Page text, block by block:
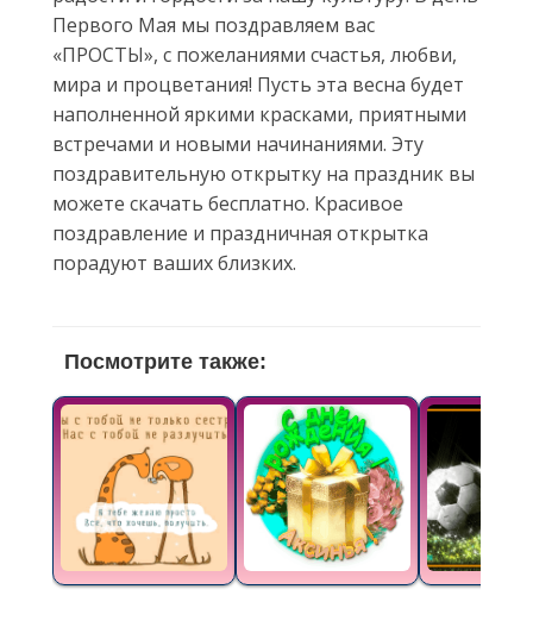
Первого Мая мы поздравляем вас
«ПРОСТЫ», с пожеланиями счастья, любви,
мира и процветания! Пусть эта весна будет
наполненной яркими красками, приятными
встречами и новыми начинаниями. Эту
поздравительную открытку на праздник вы
можете скачать бесплатно. Красивое
поздравление и праздничная открытка
порадуют ваших близких.
Посмотрите также: